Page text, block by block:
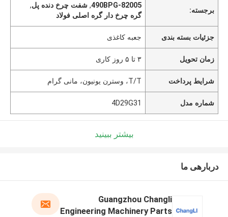
برجسته:
490BPG-82005
,شفت چرخ دنده پل,
گره چرخ دار گره اصلی فولاد
جزئیات بسته بندی جعبه کاغذی
زمان تحویل ۳ تا ۵ روز کاری
شرایط پرداخت T/T، وسترن یونیون، مانی گرام
شماره مدل 4D29G31
بیشتر ببینید
دربارهی ما
Guangzhou Changli
Engineering Machinery Parts